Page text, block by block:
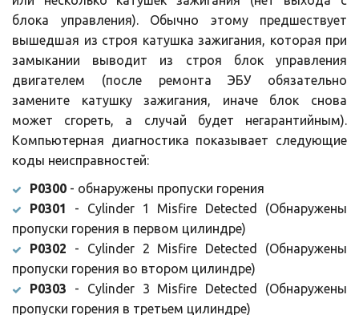
блока управления). Обычно этому предшествует
вышедшая из строя катушка зажигания, которая при
замыкании выводит из строя блок управления
двигателем (после ремонта ЭБУ обязательно
замените катушку зажигания, иначе блок снова
может сгореть, а случай будет негарантийным).
Компьютерная диагностика показывает следующие
коды неисправностей:
P0300 - обнаружены пропуски горения
P0301
- Cylinder 1 Misfire Detected (Обнаружены
пропуски горения в первом цилиндре)
P0302 - Cylinder 2 Misfire Detected (Обнаружены
пропуски горения во втором цилиндре)
P0303 - Cylinder 3 Misfire Detected (Обнаружены
пропуски горения в третьем цилиндре)